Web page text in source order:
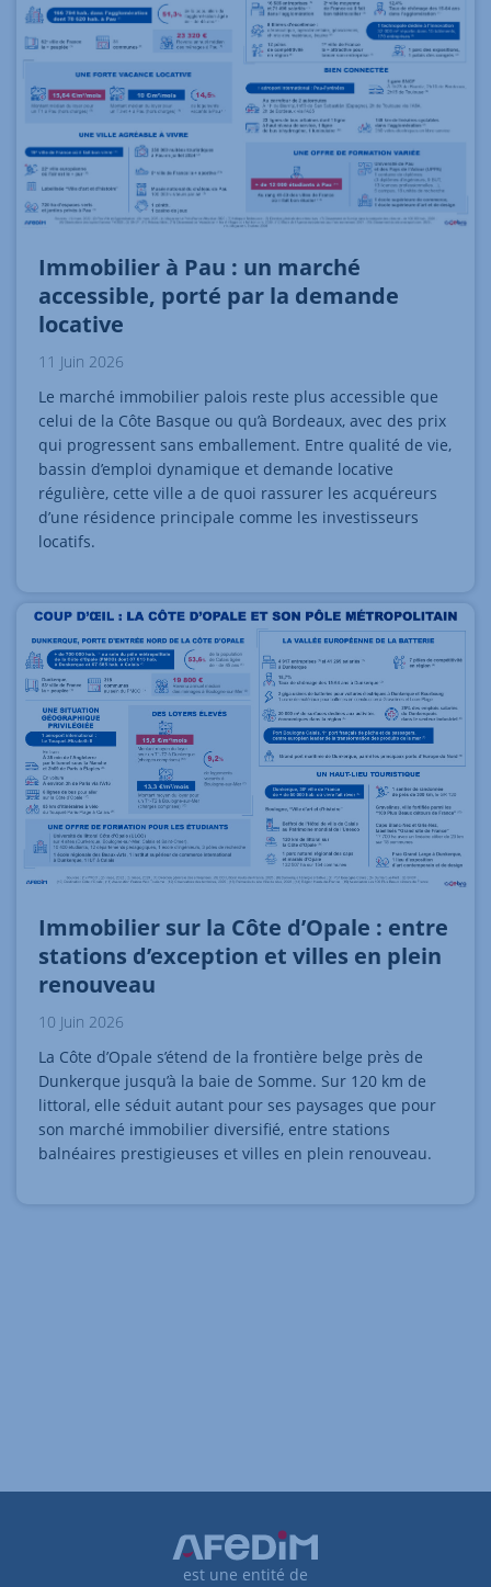
Immobilier à Pau : un marché
accessible, porté par la demande
locative
11 Juin 2026
Le marché immobilier palois reste plus accessible que
celui de la Côte Basque ou qu’à Bordeaux, avec des prix
qui progressent sans emballement. Entre qualité de vie,
bassin d’emploi dynamique et demande locative
régulière, cette ville a de quoi rassurer les acquéreurs
d’une résidence principale comme les investisseurs
locatifs.
Immobilier sur la Côte d’Opale : entre
stations d’exception et villes en plein
renouveau
10 Juin 2026
La Côte d’Opale s’étend de la frontière belge près de
Dunkerque jusqu’à la baie de Somme. Sur 120 km de
littoral, elle séduit autant pour ses paysages que pour
son marché immobilier diversifié, entre stations
balnéaires prestigieuses et villes en plein renouveau.
est une entité de